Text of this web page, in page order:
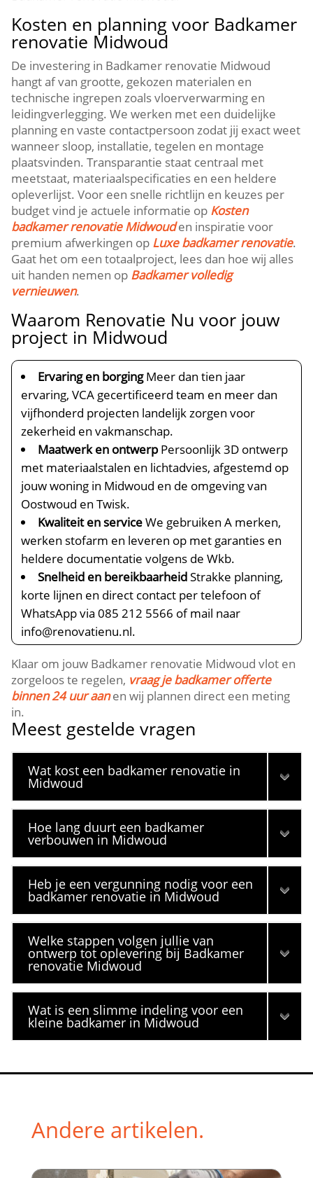
Kosten en planning voor Badkamer
renovatie Midwoud
De investering in Badkamer renovatie Midwoud
hangt af van grootte, gekozen materialen en
technische ingrepen zoals vloerverwarming en
leidingverlegging.​ We werken met een duidelijke
planning en vaste contactpersoon zodat jij exact weet
wanneer sloop, installatie, tegelen en montage
plaatsvinden.​ Transparantie staat centraal met
meetstaat, materiaalspecificaties en een heldere
opleverlijst.​ Voor een snelle richtlijn en keuzes per
budget vind je actuele informatie op Kosten
badkamer renovatie Midwouden inspiratie voor
premium afwerkingen op Luxe badkamer renovatie.​
Gaat het om een totaalproject, lees dan hoe wij alles
uit handen nemen op Badkamer volledig
vernieuwen.​
Waarom Renovatie Nu voor jouw
project in Midwoud
Ervaring en borgingMeer dan tien jaar
ervaring, VCA gecertificeerd team en meer dan
vijfhonderd projecten landelijk zorgen voor
zekerheid en vakmanschap.​
Maatwerk en ontwerpPersoonlijk 3D ontwerp
met materiaalstalen en lichtadvies, afgestemd op
jouw woning in Midwoud en de omgeving van
Oostwoud en Twisk.​
Kwaliteit en serviceWe gebruiken A merken,
werken stofarm en leveren op met garanties en
heldere documentatie volgens de Wkb.​
Snelheid en bereikbaarheidStrakke planning,
korte lijnen en direct contact per telefoon of
WhatsApp via 085 212 5566 of mail naar
info@renovatienu.​nl.​
Klaar om jouw Badkamer renovatie Midwoud vlot en
zorgeloos te regelen, vraag je badkamer offerte
binnen 24 uur aanen wij plannen direct een meting
in.​
Meest gestelde vragen
Wat kost een badkamer renovatie in
Midwoud
Hoe lang duurt een badkamer
verbouwen in Midwoud
Heb je een vergunning nodig voor een
badkamer renovatie in Midwoud
Welke stappen volgen jullie van
ontwerp tot oplevering bij Badkamer
renovatie Midwoud
Wat is een slimme indeling voor een
kleine badkamer in Midwoud
Andere artikelen.